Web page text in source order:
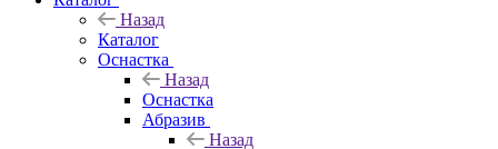
Назад
Каталог
Оснастка
Назад
Оснастка
Абразив
Назад